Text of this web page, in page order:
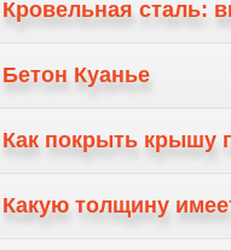
Кровельная сталь:
Бетон Куанье
Как покрыть крышу
Какую толщину